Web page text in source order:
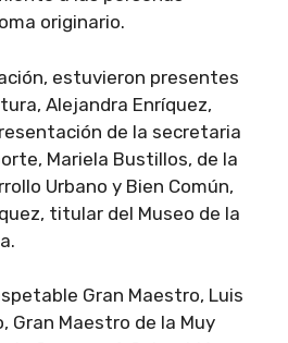
originario.
estuvieron presentes
Alejandra Enríquez,
de la secretaria
Mariela Bustillos, de la
Urbano y Bien Común,
titular del Museo de la
Gran Maestro, Luis
Gran Maestro de la Muy